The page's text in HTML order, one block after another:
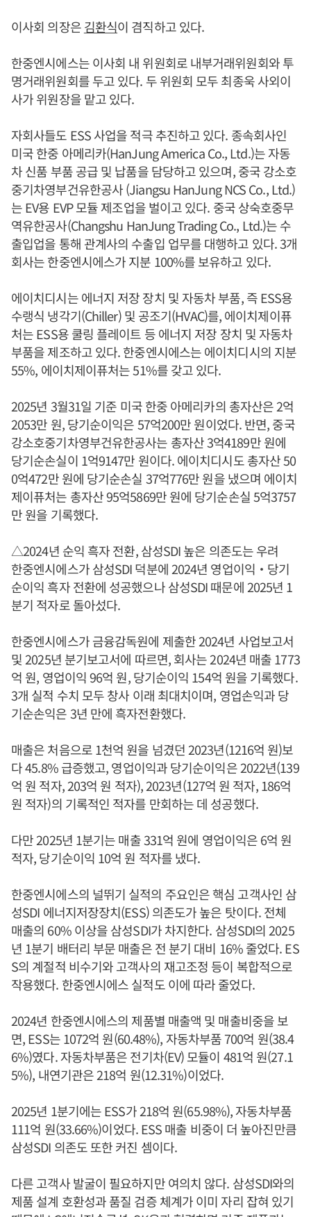
이사회 의장은김환식이 겸직하고 있다.
한중엔시에스는 이사회 내 위원회로 내부거래위원회와 투
명거래위원회를 두고 있다. 두 위원회 모두 최종욱 사외이
사가 위원장을 맡고 있다.
자회사들도 ESS 사업을 적극 추진하고 있다. 종속회사인
미국 한중 아메리카(HanJung America Co., Ltd.)는 자동
차 신품 부품 공급 및 납품을 담당하고 있으며, 중국 강소호
중기차영부건유한공사 (Jiangsu HanJung NCS Co., Ltd.)
는 EV용 EVP 모듈 제조업을 벌이고 있다. 중국 상숙호중무
역유한공사(Changshu HanJung Trading Co., Ltd.)는 수
출입업을 통해 관계사의 수출입 업무를 대행하고 있다. 3개
회사는 한중엔시에스가 지분 100%를 보유하고 있다.
에이치디시는 에너지 저장 장치 및 자동차 부품, 즉 ESS용
수랭식 냉각기(Chiller) 및 공조기(HVAC)를, 에이치제이퓨
처는 ESS용 쿨링 플레이트 등 에너지 저장 장치 및 자동차
부품을 제조하고 있다. 한중엔시에스는 에이치디시의 지분
55%, 에이치제이퓨처는 51%를 갖고 있다.
2025년 3월31일 기준 미국 한중 아메리카의 총자산은 2억
2053만 원, 당기순이익은 57억200만 원이었다. 반면, 중국
강소호중기차영부건유한공사는 총자산 3억4189만 원에
당기순손실이 1억9147만 원이다. 에이치디시도 총자산 50
0억472만 원에 당기순손실 37억776만 원을 냈으며 에이치
제이퓨처는 총자산 95억5869만 원에 당기순손실 5억3757
만 원을 기록했다.
△2024년 순익 흑자 전환, 삼성SDI 높은 의존도는 우려
한중엔시에스가 삼성SDI 덕분에 2024년 영업이익‧당기
순이익 흑자 전환에 성공했으나 삼성SDI 때문에 2025년 1
분기 적자로 돌아섰다.
한중엔시에스가 금융감독원에 제출한 2024년 사업보고서
및 2025년 분기보고서에 따르면, 회사는 2024년 매출 1773
억 원, 영업이익 96억 원, 당기순이익 154억 원을 기록했다.
3개 실적 수치 모두 창사 이래 최대치이며, 영업손익과 당
기순손익은 3년 만에 흑자전환했다.
매출은 처음으로 1천억 원을 넘겼던 2023년(1216억 원)보
다 45.8% 급증했고, 영업이익과 당기순이익은 2022년(139
억 원 적자, 203억 원 적자), 2023년(127억 원 적자, 186억
원 적자)의 기록적인 적자를 만회하는 데 성공했다.
다만 2025년 1분기는 매출 331억 원에 영업이익은 6억 원
적자, 당기순이익 10억 원 적자를 냈다.
한중엔시에스의 널뛰기 실적의 주요인은 핵심 고객사인 삼
성SDI 에너지저장장치(ESS) 의존도가 높은 탓이다. 전체
매출의 60% 이상을 삼성SDI가 차지한다. 삼성SDI의 2025
년 1분기 배터리 부문 매출은 전 분기 대비 16% 줄었다. ES
S의 계절적 비수기와 고객사의 재고조정 등이 복합적으로
작용했다. 한중엔시에스 실적도 이에 따라 줄었다.
2024년 한중엔시에스의 제품별 매출액 및 매출비중을 보
면, ESS는 1072억 원(60.48%), 자동차부품 700억 원(38.4
6%)였다. 자동차부품은 전기차(EV) 모듈이 481억 원(27.1
5%), 내연기관은 218억 원(12.31%)이었다.
2025년 1분기에는 ESS가 218억 원(65.98%), 자동차부품
111억 원(33.66%)이었다. ESS 매출 비중이 더 높아진만큼
삼성SDI 의존도 또한 커진 셈이다.
다른 고객사 발굴이 필요하지만 여의치 않다. 삼성SDI와의
제품 설계 호환성과 품질 검증 체계가 이미 자리 잡혀 있기